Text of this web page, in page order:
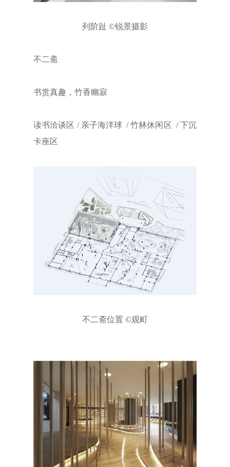
列阶趾 ©锐景摄影
不二斋
书赏真趣，竹香幽寂
读书洽谈区 / 亲子海洋球 / 竹林休闲区 / 下沉
卡座区
不二斋位置 ©观町